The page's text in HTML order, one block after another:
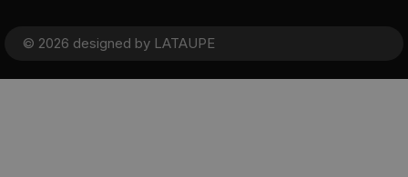
© 2026 designed by LATAUPE